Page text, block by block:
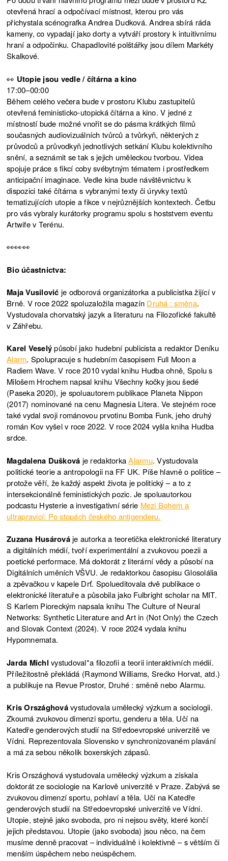
otevřená hrací a odpočívací místnost, kterou pro vás
přichystala scénografka Andrea Dudková. Andrea sbírá ráda
kameny, co vypadají jako dorty a vytváří prostory k intuitivnímu
hraní a odpočinku. Chapadlovité polštářky jsou dílem Markéty
Skalkové.
👀 Utopie jsou vedle / čítárna a kino
17:00–00:00
Během celého večera bude v prostoru Klubu zastupitelů
otevřená feministicko-utopická čítárna a kino. V jedné z
místností bude možné vnořit se do pásma krátkých filmů
současných audiovizuálních tvůrců a tvůrkyň, některých z
průvodců a průvodkyň jednotlivých setkání Klubu kolektivního
snění, a seznámit se tak s jejich uměleckou tvorbou. Videa
spojuje práce s fikcí coby svébytným tématem i prostředkem
anticipační imaginace. Vedle kina bude návštěvnictvu k
dispozici také čítárna s vybranými texty či úryvky textů
tematizujících utopie a fikce v nejrůznějších kontextech. Četbu
pro vás vybraly kurátorky programu spolu s hoststvem eventu
Artwife v Terénu.
👀👀👀
Bio účastnictva:
Maja Vusilović je odborová organizátorka a publicistka žijící v
Brně. V roce 2022 spoluzaložila magazín Druhá : směna.
Vystudovala chorvatský jazyk a literaturu na Filozofické fakultě
v Záhřebu.
Karel Veselýpůsobí jako hudební publicista a redaktor Deníku
Alarm. Spolupracuje s hudebním časopisem Full Moon a
Radiem Wave. V roce 2010 vydal knihu Hudba ohně, Spolu s
Milošem Hrochem napsal knihu Všechny kočky jsou šedé
(Paseka 2020), je spoluautorem publikace Planeta Nippon
(2017) nominované na cenu Magnesia Litera. Ve stejném roce
také vydal svoji románovou prvotinu Bomba Funk, jeho druhý
román Kov vyšel v roce 2022. V roce 2024 vyšla kniha Hudba
srdce.
Magdalena Dušková je redaktorkaAlarmu. Vystudovala
politické teorie a antropologii na FF UK. Píše hlavně o politice –
protože věří, že každý aspekt života je politický – a to z
intersekcionálně feministických pozic. Je spoluautorkou
podcastu Hysterie a investigativní série Mezi Bohem a
ultrapravicí: Po stopách českého antigenderu.
Zuzana Husárováje autorka a teoretička elektronické literatury
a digitálních médií, tvoří experimentální a zvukovou poezii a
poetické performace. Má doktorát z literární vědy a působí na
Digitálních uměních VŠVU. Je redaktorkou časopisu Glosolália
a zpěvačkou v kapele Drť. Spolueditovala dvě publikace o
elektronické literatuře a působila jako Fulbright scholar na MIT.
S Karlem Pioreckým napsala knihu The Culture of Neural
Networks: Synthetic Literature and Art in (Not Only) the Czech
and Slovak Context (2024). V roce 2024 vydala knihu
Hypomnemata.
Jarda Michl vystudoval*a filozofii a teorii interaktivních médií.
Příležitostně překládá (Raymond Williams, Srećko Horvat, atd.)
a publikuje na Revue Prostor, Druhé : směně nebo Alarmu.
Kris Országhovávystudovala umělecký výzkum a sociologii.
Zkoumá zvukovou dimenzi sportu, genderu a těla. Učí na
Katedře genderových studií na Středoevropské univerzitě ve
Vídni. Reprezentovala Slovensko v synchronizovaném plavání
a má za sebou několik boxerských zápasů.
Kris Országhová vystudovala umělecký výzkum a získala
doktorát ze sociologie na Karlově univerzitě v Praze. Zabývá se
zvukovou dimenzí sportu, pohlaví a těla. Učí na Katedře
genderových studií na Středoevropské univerzitě ve Vídni.
Utopie, stejně jako svoboda, pro ni nejsou světy, které končí
jejich představou. Utopie (jako svoboda) jsou něco, na čem
musíme denně pracovat – individuálně i kolektivně – s větším či
menším úspěchem nebo neúspěchem.